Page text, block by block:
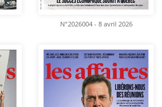
N°2026004 - 8 avril 2026